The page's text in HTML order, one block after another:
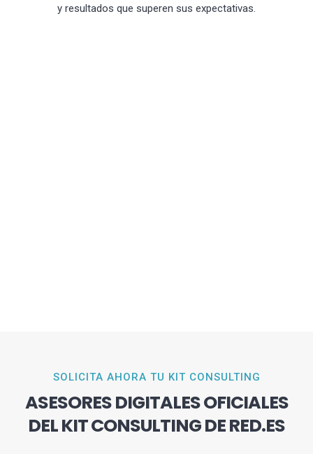
y resultados que superen sus expectativas.
SOLICITA AHORA TU KIT CONSULTING
ASESORES DIGITALES OFICIALES
DEL KIT CONSULTING DE RED.ES